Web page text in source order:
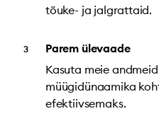
tõuke- ja jalgrattaid.
Parem ülevaade
Kasuta meie
müügidünaamika
efektiivsemaks.